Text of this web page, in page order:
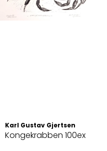
Karl Gustav Gjertsen
Kongekrabben 100ex